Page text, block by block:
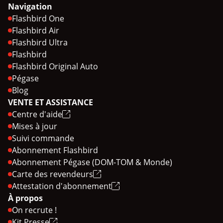
Navigation
Flashbird One
Flashbird Air
Flashbird Ultra
Flashbird
Flashbird Original Auto
Pégase
Blog
VENTE ET ASSISTANCE
Centre d'aide
Mises à jour
Suivi commande
Abonnement Flashbird
Abonnement Pégase (DOM-TOM & Monde)
Carte des revendeurs
Attestation d'abonnement
À propos
On recrute !